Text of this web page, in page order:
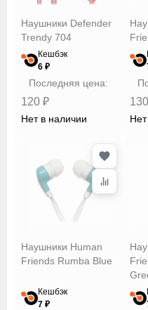
JVC
Koss
MoonDrop
Music Public
Kingdom
Panasonic
Sennheiser
Skullcandy
Sony
Ugreen
Xiaomi
Наушники Defender
Trendy 704
Кешбэк
6 ₽
Последняя цена:
120 ₽
Нет в наличии
Наушники Human
Friends Rumba Blue
Кешбэк
7 ₽